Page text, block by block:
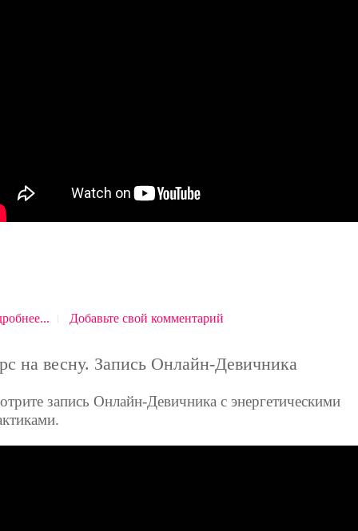
Добавьте свой комментарий
на весну. Запись Онлайн-Девичника
запись Онлайн-Девичника с энергетическими